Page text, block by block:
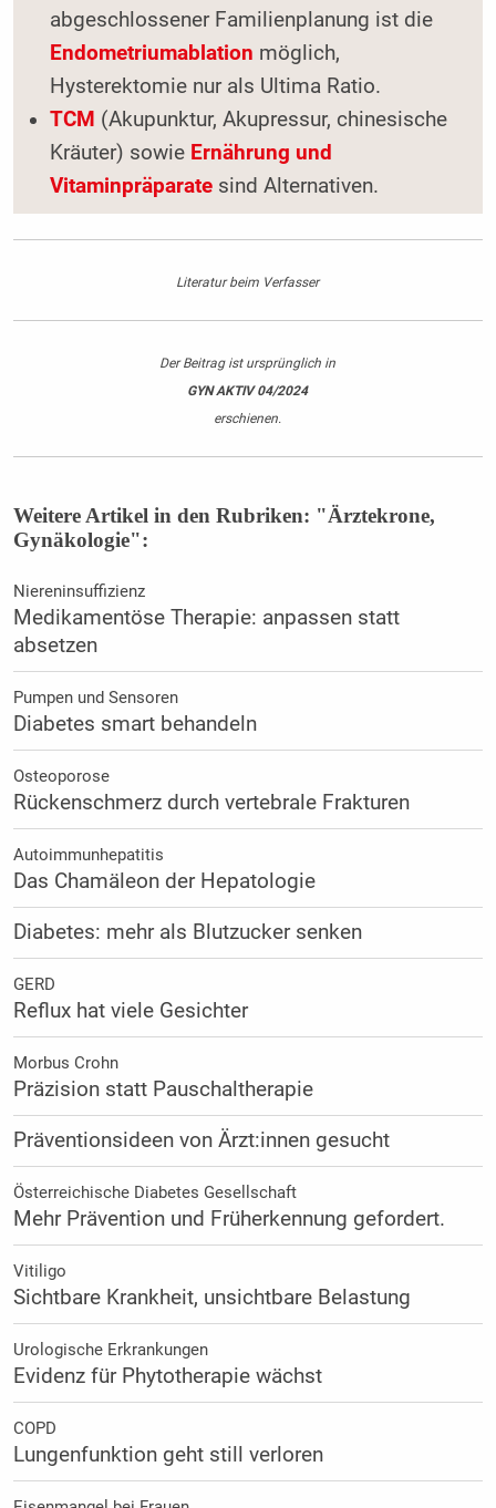
abgeschlossener Familienplanung ist die
Endometriumablation möglich,
Hysterektomie nur als Ultima Ratio.
TCM (Akupunktur, Akupressur, chinesische
Kräuter) sowie Ernährung und
Vitaminpräparate sind Alternativen.
Literatur beim Verfasser
Der Beitrag ist ursprünglich in
GYN AKTIV 04/2024
erschienen.
Weitere Artikel in den Rubriken: "Ärztekrone,
Gynäkologie":
Niereninsuffizienz
Medikamentöse Therapie: anpassen statt
absetzen
Pumpen und Sensoren
Diabetes smart behandeln
Osteoporose
Rückenschmerz durch vertebrale Frakturen
Autoimmunhepatitis
Das Chamäleon der Hepatologie
Diabetes: mehr als Blutzucker senken
GERD
Reflux hat viele Gesichter
Morbus Crohn
Präzision statt Pauschaltherapie
Präventionsideen von Ärzt:innen gesucht
Österreichische Diabetes Gesellschaft
Mehr Prävention und Früherkennung gefordert.
Vitiligo
Sichtbare Krankheit, unsichtbare Belastung
Urologische Erkrankungen
Evidenz für Phytotherapie wächst
COPD
Lungenfunktion geht still verloren